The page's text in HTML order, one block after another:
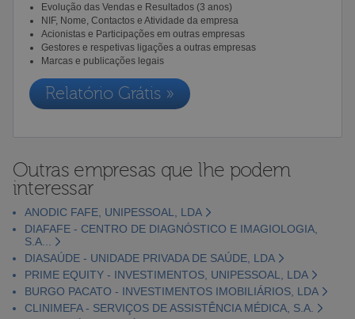
Evolução das Vendas e Resultados (3 anos)
NIF, Nome, Contactos e Atividade da empresa
Acionistas e Participações em outras empresas
Gestores e respetivas ligações a outras empresas
Marcas e publicações legais
Relatório Grátis »
Outras empresas que lhe podem
interessar
ANODIC FAFE, UNIPESSOAL, LDA
DIAFAFE - CENTRO DE DIAGNÓSTICO E IMAGIOLOGIA,
S.A...
DIASAÚDE - UNIDADE PRIVADA DE SAÚDE, LDA
PRIME EQUITY - INVESTIMENTOS, UNIPESSOAL, LDA
BURGO PACATO - INVESTIMENTOS IMOBILIÁRIOS, LDA
CLINIMEFA - SERVIÇOS DE ASSISTÊNCIA MÉDICA, S.A.